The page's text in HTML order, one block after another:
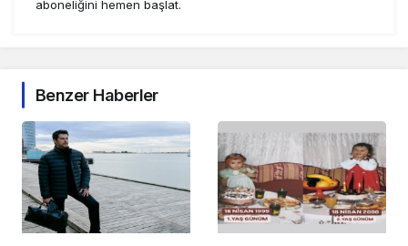
aboneliğini hemen başlat.
Benzer Haberler